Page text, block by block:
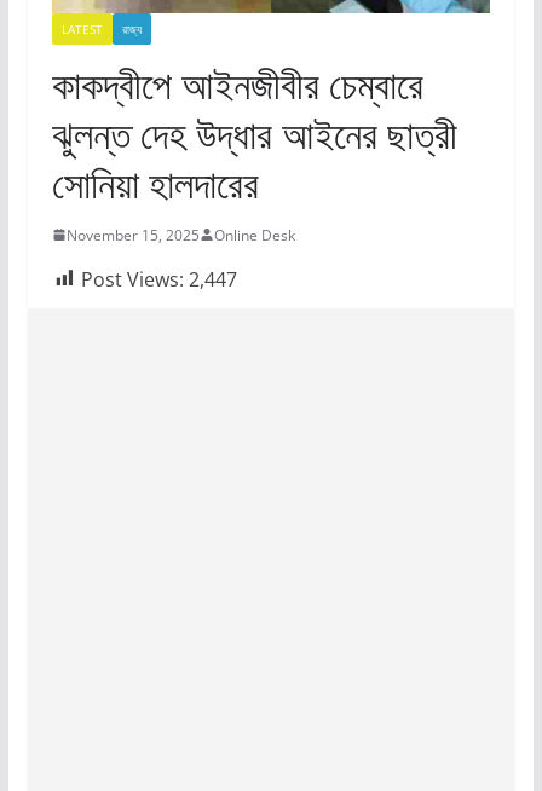
LATEST রাজ্য​
কাকদ্বীপে আইনজীবীর চেম্বারে
ঝুলন্ত দেহ উদ্ধার আইনের ছাত্রী
সোনিয়া হালদারের
November 15, 2025 Online Desk
Post Views: 2,447